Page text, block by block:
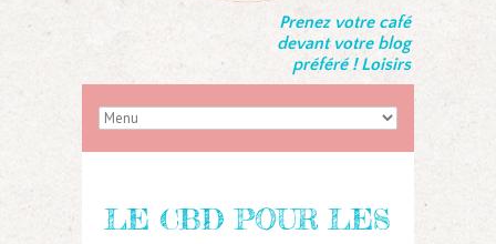
Prenez votre café
devant votre blog
préféré ! Loisirs
LE CBD POUR LES